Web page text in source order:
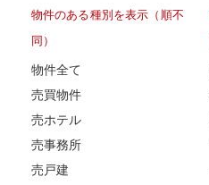
物件のある種別を表示（順不
同）
物件全て
売買物件
売ホテル
売事務所
売戸建